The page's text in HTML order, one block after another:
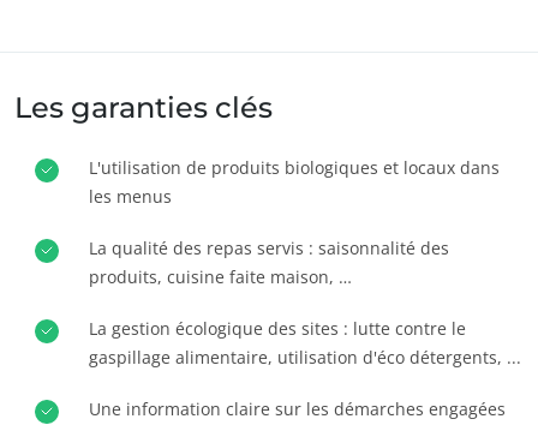
Actualités
Chili (espagnol)
Mexique (espagnol)
États-Unis
Europe
Allemagne (allemand)
Espagne (espagnol)
Les garanties clés
L'utilisation de produits biologiques et locaux dans
les menus
La qualité des repas servis : saisonnalité des
produits, cuisine faite maison, …
La gestion écologique des sites : lutte contre le
gaspillage alimentaire, utilisation d'éco détergents, ...
Une information claire sur les démarches engagées